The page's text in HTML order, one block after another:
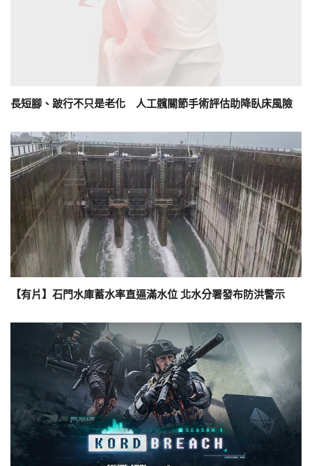
長短腳、跛行不只是老化 人工髖關節手術評估助降臥床風險
【有片】石門水庫蓄水率直逼滿水位 北水分署發布防洪警示